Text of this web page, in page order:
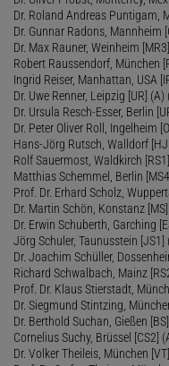
Dr. Roland Andreas Puntigam,
Dr. Gunnar Radons, Mannheim
Dr. Max Rauner, Weinheim
Robert Raussendorf, München
Ingrid Reiser, Manhattan, USA
Dr. Uwe Renner, Leipzig [UR] (A)
Dr. Ursula Resch-Esser, Berlin
Dr. Peter Oliver Roll, Ingelheim
Hans-Jörg Rutsch, Walldorf
Rolf Sauermost, Waldkirch
Matthias Schemmel, Berlin
Prof. Dr. Erhard Scholz,
Dr. Martin Schön, Konstanz
Dr. Erwin Schuberth, Garching
Jörg Schuler, Taunusstein [JS1]
Dr. Joachim Schüller,
Richard Schwalbach, Mainz
Prof. Dr. Klaus Stierstadt,
Dr. Siegmund Stintzing,
Dr. Berthold Suchan, Gießen
Cornelius Suchy, Brüssel [CS2]
Dr. Volker Theileis, München